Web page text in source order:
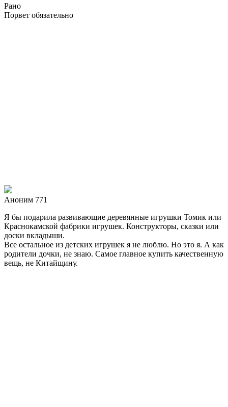
Рано
Порвет обязательно
Аноним 771
Я бы подарила развивающие деревянные игрушки Томик или
Краснокамской фабрики игрушек. Конструкторы, сказки или
доски вкладыши.
Все остальное из детских игрушек я не люблю. Но это я. А как
родители дочки, не знаю. Самое главное купить качественную
вещь, не Китайщину.